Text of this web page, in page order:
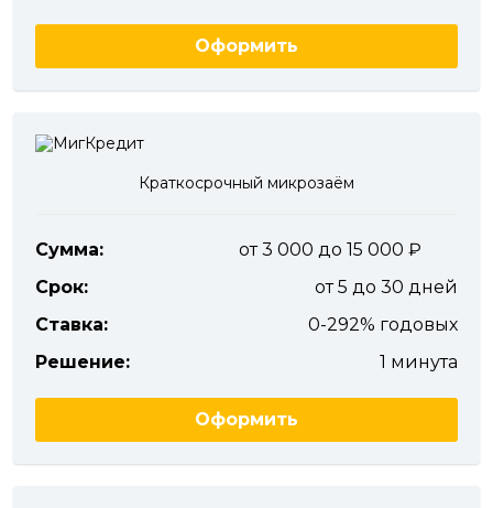
Оформить
Краткосрочный микрозаём
Сумма:
от 3 000 до 15 000
Срок:
от 5 до 30 дней
Ставка:
0-292% годовых
Решение:
1 минута
Оформить